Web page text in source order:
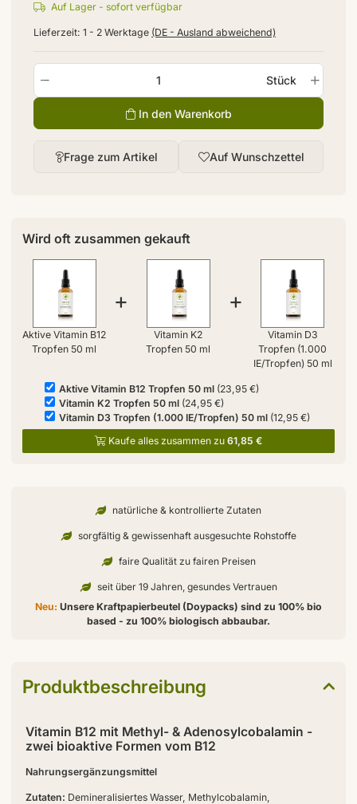
Frage zum Artikel Auf Wunschzettel
Stück
In den Warenkorb
Auf Lager - sofort verfügbar
Lieferzeit: 1 - 2 Werktage (DE - Ausland abweichend)
Wird oft zusammen gekauft
Aktive Vitamin B12
Tropfen 50 ml
+
Vitamin K2
Tropfen 50 ml
+
Vitamin D3
Tropfen (1.000
IE/Tropfen) 50 ml
Aktive Vitamin B12 Tropfen 50 ml(23,95 €)
Vitamin K2 Tropfen 50 ml(24,95 €)
Vitamin D3 Tropfen (1.000 IE/Tropfen) 50 ml(12,95 €)
Kaufe alles zusammen zu 61,85 €
natürliche & kontrollierte Zutaten
sorgfältig & gewissenhaft ausgesuchte Rohstoffe
faire Qualität zu fairen Preisen
seit über 19 Jahren, gesundes Vertrauen
Neu: Unsere Kraftpapierbeutel (Doypacks) sind zu 100% bio
based - zu 100% biologisch abbaubar.
Produktbeschreibung
Vitamin B12 mit Methyl- & Adenosylcobalamin -
zwei bioaktive Formen vom B12
Nahrungsergänzungsmittel
Zutaten: Demineralisiertes Wasser, Methylcobalamin,